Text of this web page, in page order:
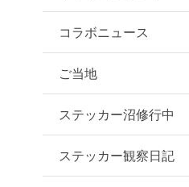
コラボニュース
ご当地
ステッカー沼修行中
ステッカー観察日記